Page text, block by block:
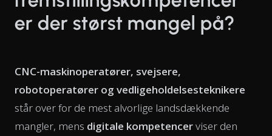
er der størst mangel på?
CNC-maskinoperatører, svejsere,
robotoperatører og vedligeholdelsesteknikere
står over for de mest alvorlige landsdækkende
mangler, mens digitale kompetencerviser den